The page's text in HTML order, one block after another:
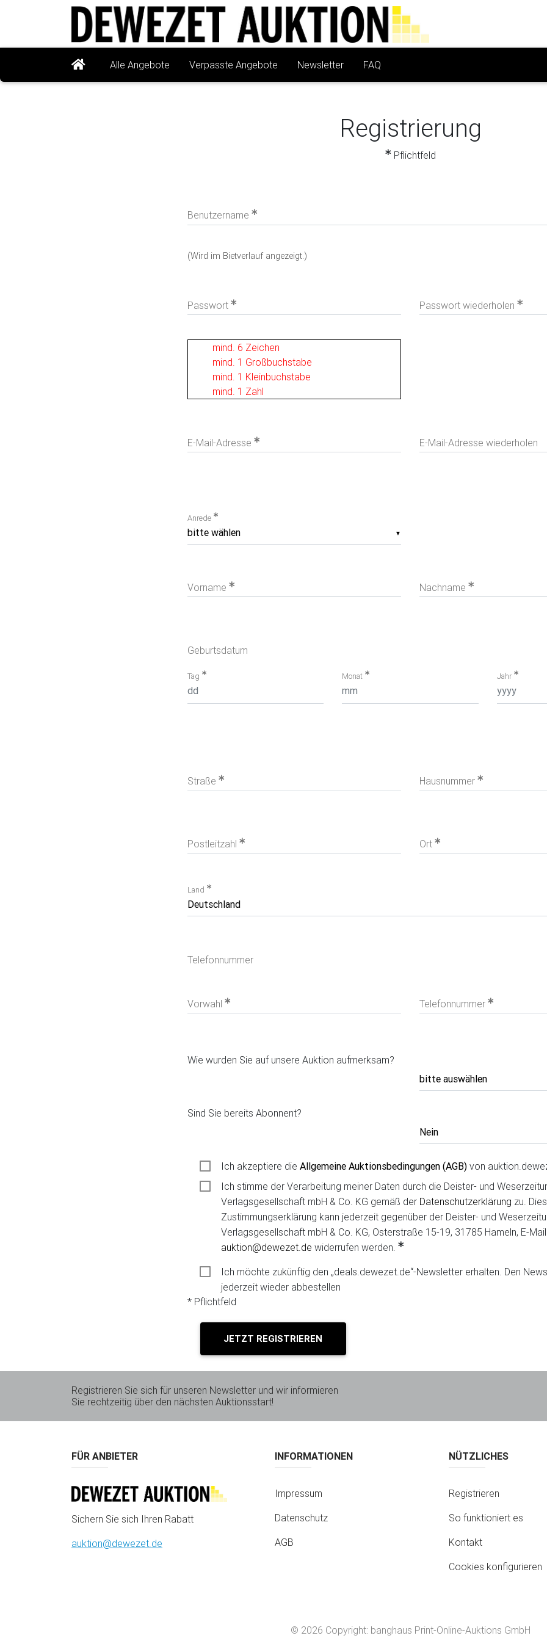
Alle Angebote Verpasste Angebote Newsletter FAQ
Registrierung
Pflichtfeld
Benutzername
(Wird im Bietverlauf angezeigt.)
Passwort
mind. 6 Zeichen
mind. 1 Großbuchstabe
mind. 1 Kleinbuchstabe
mind. 1 Zahl
Passwort wiederholen
E-Mail-Adresse E-Mail-Adresse wiederholen
▼
Anrede
Vorname Nachname
Geburtsdatum
Tag Monat Jahr
Straße Hausnummer
Postleitzahl Ort
Land
Telefonnummer
Vorwahl Telefonnummer
Wie wurden Sie auf unsere Auktion aufmerksam?
Sind Sie bereits Abonnent?
Ich akzeptiere die Allgemeine Auktionsbedingungen (AGB) von
Ich stimme der Verarbeitung meiner Daten durch die Deister- und
Verlagsgesellschaft mbH & Co. KG gemäß der Datenschutzerklärung zu.
Zustimmungserklärung kann jederzeit gegenüber der Deister- und
Verlagsgesellschaft mbH & Co. KG, Osterstraße 15-19, 31785 Hameln, E-
auktion@dewezet.de widerrufen werden.
Ich möchte zukünftig den „deals.dewezet.de“-Newsletter erhalten. Den
jederzeit wieder abbestellen
* Pflichtfeld
JETZT REGISTRIEREN
Registrieren Sie sich für unseren Newsletter und wir informieren
Sie rechtzeitig über den nächsten Auktionsstart!
FÜR ANBIETER
Sichern Sie sich Ihren Rabatt
auktion@dewezet.de
INFORMATIONEN
Impressum
Datenschutz
AGB
NÜTZLICHES
Registrieren
So funktioniert es
Kontakt
Cookies konfigurieren
© 2026 Copyright: banghaus Print-Online-Auktions GmbH